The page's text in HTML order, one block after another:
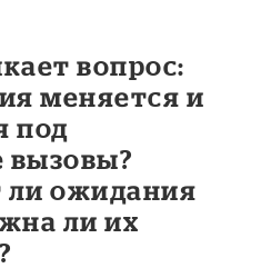
вопрос:
меняется и
под
вызовы?
ли ожидания
ли их